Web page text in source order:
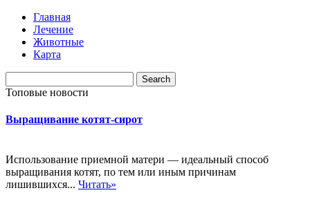
Главная
Лечение
Животные
Карта
Топовые новости
Выращивание котят-сирот
Использование приемной матери — идеальный способ
выращивания котят, по тем или иным причинам
лишившихся... Читать»